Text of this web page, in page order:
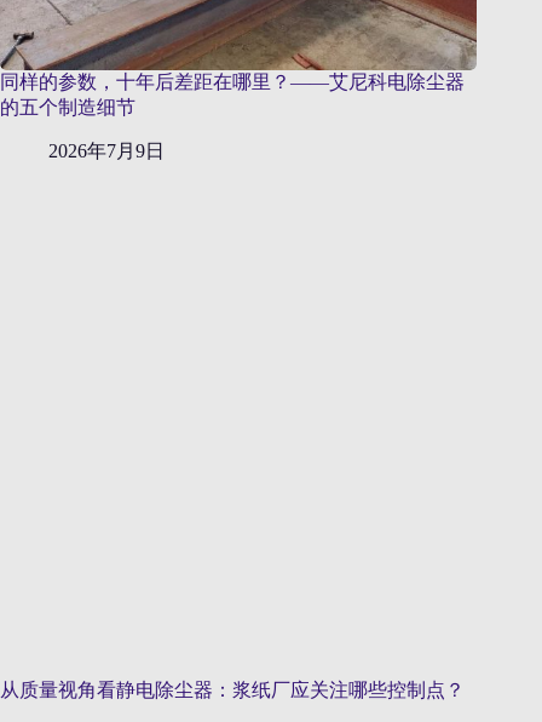
同样的参数，十年后差距在哪里？——艾尼科电除尘器
的五个制造细节
2026年7月9日
从质量视角看静电除尘器：浆纸厂应关注哪些控制点？